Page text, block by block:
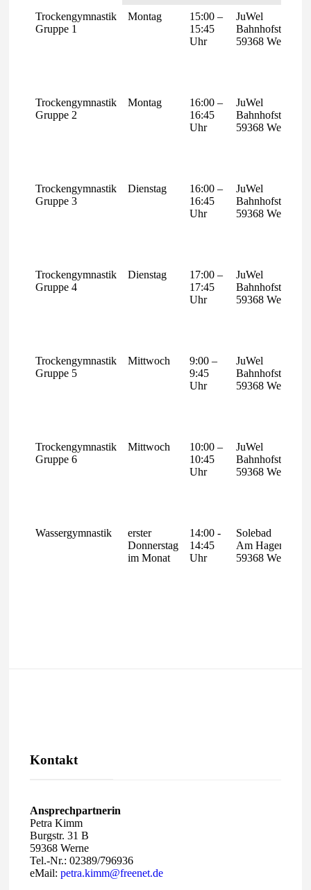
Trockengymnastik
Gruppe 1
Montag
15:00 –
15:45
Uhr
JuWel
Bahnhofstr.10
59368 Werne
Trockengymnastik
Gruppe 2
Montag
16:00 –
16:45
Uhr
JuWel
Bahnhofstr.10
59368 Werne
Trockengymnastik
Gruppe 3
Dienstag
16:00 –
16:45
Uhr
JuWel
Bahnhofstr.10
59368 Werne
Trockengymnastik
Gruppe 4
Dienstag
17:00 –
17:45
Uhr
JuWel
Bahnhofstr.10
59368 Werne
Trockengymnastik
Gruppe 5
Mittwoch
9:00 –
9:45
Uhr
JuWel
Bahnhofstr.10
59368 Werne
Trockengymnastik
Gruppe 6
Mittwoch
10:00 –
10:45
Uhr
JuWel
Bahnhofstr.10
59368 Werne
Wassergymnastik
erster
Donnerstag
im Monat
14:00 -
14:45
Uhr
Solebad
Am Hagen 2
59368 Werne
Kontakt
Ansprechpartnerin
Petra Kimm
Burgstr. 31 B
59368 Werne
Tel.-Nr.: 02389/796936
eMail:petra.kimm@freenet.de